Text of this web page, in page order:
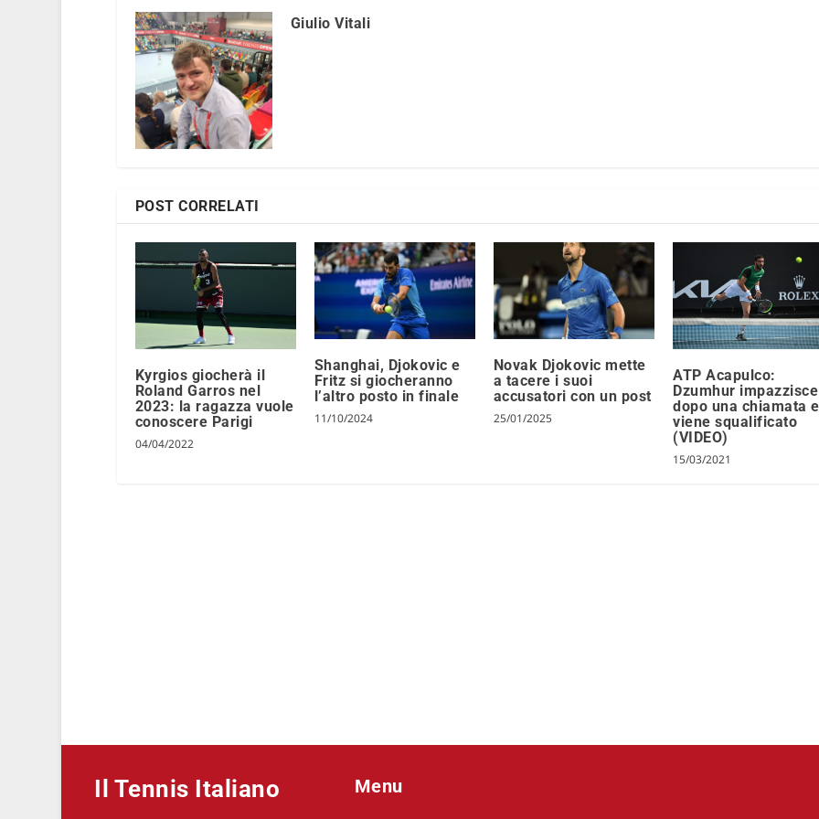
Giulio Vitali
POST CORRELATI
Kyrgios giocherà il
Roland Garros nel
2023: la ragazza vuole
conoscere Parigi
04/04/2022
Shanghai, Djokovic e
Fritz si giocheranno
l’altro posto in finale
11/10/2024
Novak Djokovic mette
a tacere i suoi
accusatori con un post
25/01/2025
ATP Acapulco:
Dzumhur impazzisce
dopo una chiamata e
viene squalificato
(VIDEO)
15/03/2021
Il Tennis Italiano Menu